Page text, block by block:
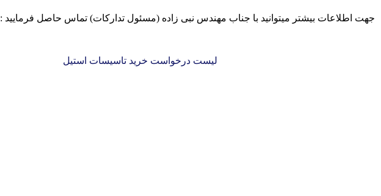
جهت اطلاعات بیشتر میتوانید با جناب مهندس نبی زاده (مسئول تدارکات) تماس حاصل فرمایید : 09910704625
لیست درخواست خرید تاسیسات استیل